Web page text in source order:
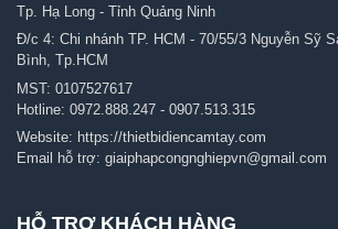
Tp. Hạ Long - Tỉnh Quảng Ninh
Đ/c 4: Chi nhánh TP. HCM - 70/55/3 Nguyễn Sỹ
Bình, Tp.HCM
MST: 0107527617
Hotline: 0972.888.247 - 0907.513.315
Website: https://thietbidiencamtay.com
Email hỗ trợ: giaiphapcongnghiepvn@gmail.com
HỖ TRỢ KHÁCH HÀNG